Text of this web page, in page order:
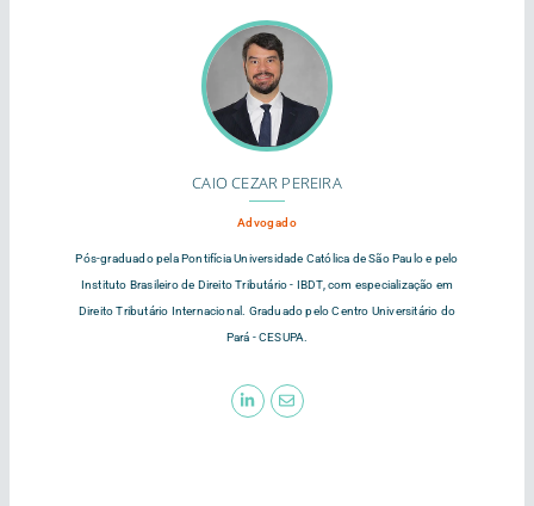
CAIO CEZAR PEREIRA
Advogado
Pós-graduado pela Pontifícia Universidade Católica de São Paulo e pelo
Instituto Brasileiro de Direito Tributário - IBDT, com especialização em
Direito Tributário Internacional. Graduado pelo Centro Universitário do
Pará - CESUPA.